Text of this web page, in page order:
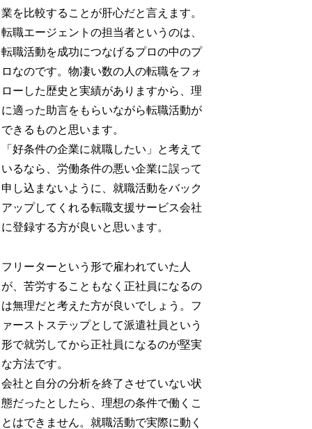
業を比較することが肝心だと言えます。
転職エージェントの担当者というのは、
転職活動を成功につなげるプロの中のプ
ロなのです。物凄い数の人の転職をフォ
ローした歴史と実績がありますから、理
に適った助言をもらいながら転職活動が
できるものと思います。
「好条件の企業に就職したい」と考えて
いるなら、労働条件の悪い企業に誤って
申し込まないように、就職活動をバック
アップしてくれる転職支援サービス会社
に登録する方が良いと思います。
フリーターという形で雇われていた人
が、苦労することもなく正社員になるの
は無理だと考えた方が良いでしょう。フ
ァーストステップとして派遣社員という
形で就労してから正社員になるのが堅実
な方法です。
会社と自分の分析を終了させていない状
態だったとしたら、理想の条件で働くこ
とはできません。就職活動で実際に動く